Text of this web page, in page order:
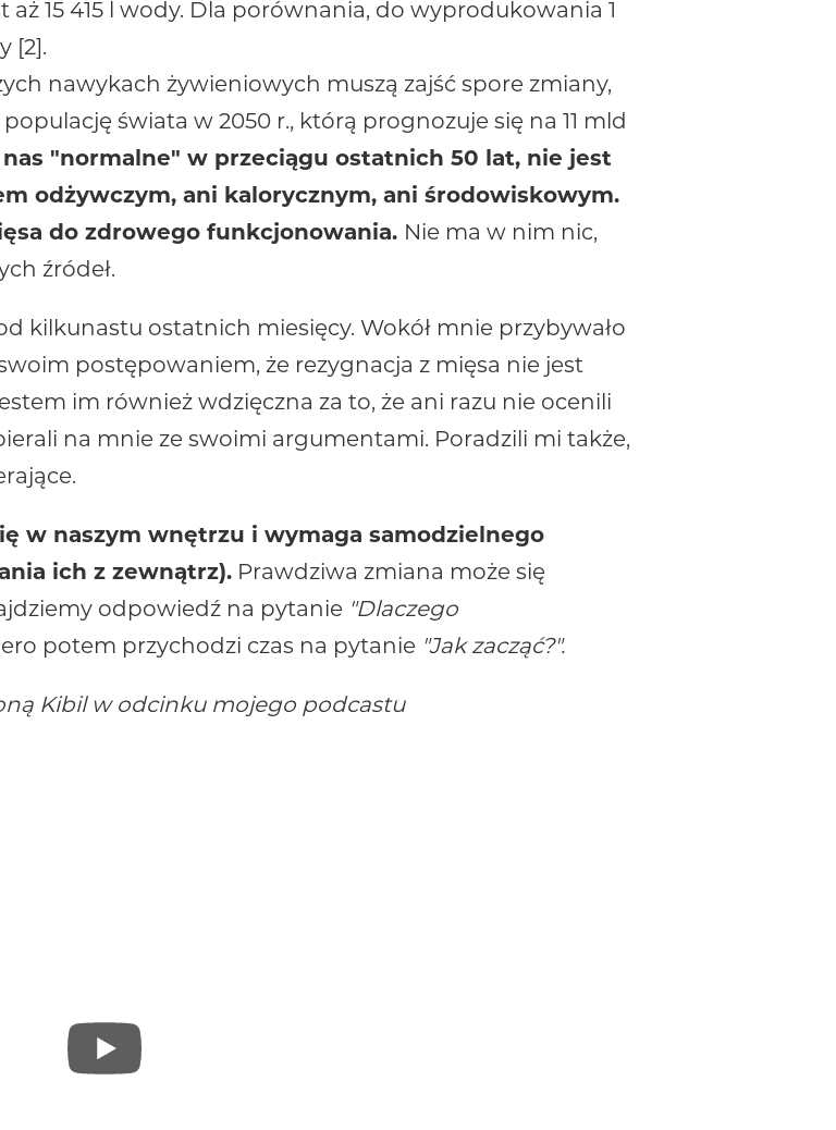
aż 15 415 l wody. Dla porównania, do wyprodukowania 1
[2].
nawykach żywieniowych muszą zajść spore zmiany,
świata w 2050 r., którą prognozuje się na 11 mld
"normalne" w przeciągu ostatnich 50 lat, nie jest
odżywczym, ani kalorycznym, ani środowiskowym.
do zdrowego funkcjonowania. Nie ma w nim nic,
źródeł.
kilkunastu ostatnich miesięcy. Wokół mnie przybywało
postępowaniem, że rezygnacja z mięsa nie jest
im również wdzięczna za to, że ani razu nie ocenili
na mnie ze swoimi argumentami. Poradzili mi także,
w naszym wnętrzu i wymaga samodzielnego
ich z zewnątrz). Prawdziwa zmiana może się
odpowiedź na pytanie "Dlaczego
potem przychodzi czas na pytanie "Jak zacząć?".
Kibil w odcinku mojego podcastu